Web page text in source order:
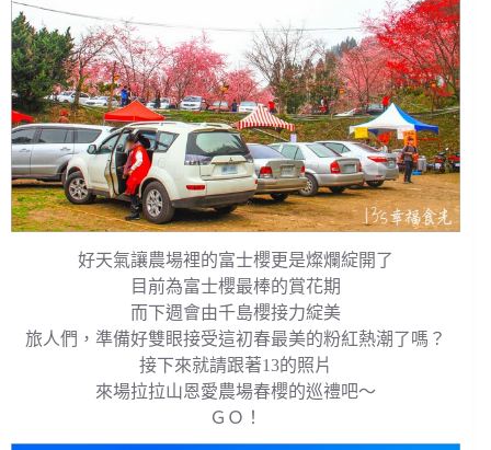
好天氣讓農場裡的富士櫻更是燦爛綻開了
目前為富士櫻最棒的賞花期
而下週會由千島櫻接力綻美
旅人們，準備好雙眼接受這初春最美的粉紅熱潮了嗎？
接下來就請跟著13的照片
來場拉拉山恩愛農場春櫻的巡禮吧～
ＧＯ！